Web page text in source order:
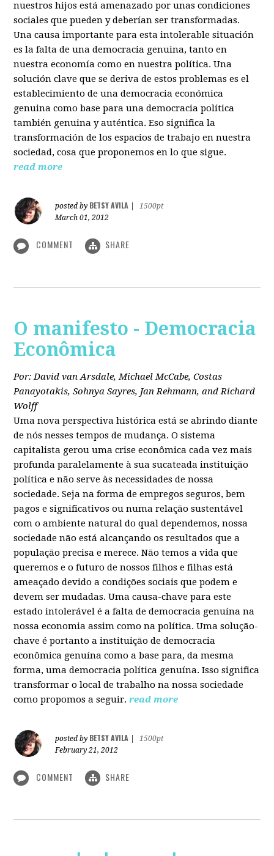
nuestros hijos está amenazado por unas condiciones
sociales que pueden y deberían ser transformadas.
Una causa importante para esta intolerable situación
es la falta de una democracia genuina, tanto en
nuestra economía como en nuestra política. Una
solución clave que se deriva de estos problemas es el
establecimiento de una democracia económica
genuina como base para una democracia política
también genuina y auténtica. Eso significa la
transformación de los espacios de trabajo en nuestra
sociedad, cosa que proponemos en lo que sigue.
read more
posted by BETSY AVILA
1500pt
March 01, 2012
COMMENT SHARE
O manifesto - Democracia
Econômica
Por: David van Arsdale, Michael McCabe, Costas
Panayotakis, Sohnya Sayres, Jan Rehmann, and Richard
Wolff
Uma nova perspectiva histórica está se abrindo diante
de nós nesses tempos de mudança. O sistema
capitalista gerou uma crise econômica cada vez mais
profunda paralelamente à sua sucateada instituição
política e não serve às necessidades de nossa
sociedade. Seja na forma de empregos seguros, bem
pagos e significativos ou numa relação sustentável
com o ambiente natural do qual dependemos, nossa
sociedade não está alcançando os resultados que a
população precisa e merece. Não temos a vida que
queremos e o futuro de nossos filhos e filhas está
ameaçado devido a condições sociais que podem e
devem ser mudadas. Uma causa-chave para este
estado intolerável é a falta de democracia genuína na
nossa economia assim como na política. Uma solução-
chave é portanto a instituição de democracia
econômica genuína como a base para, da mesma
forma, uma democracia política genuína. Isso significa
transformar o local de trabalho na nossa sociedade
como propomos a seguir. read more
posted by BETSY AVILA
1500pt
February 21, 2012
COMMENT SHARE